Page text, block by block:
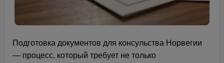
Подготовка документов для консульства Норвегии
— процесс, который требует не только